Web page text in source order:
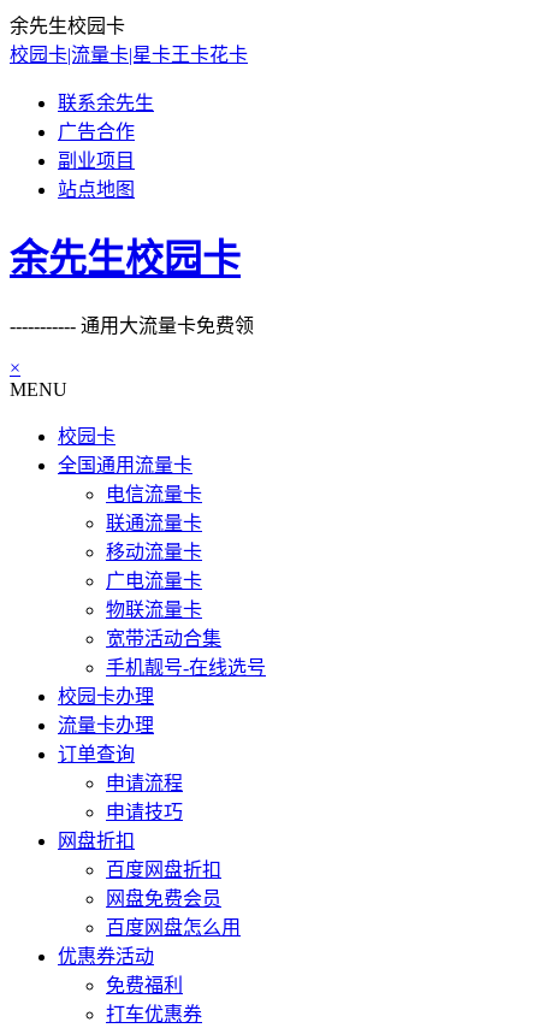
余先生校园卡
校园卡|流量卡|星卡王卡花卡
联系余先生
广告合作
副业项目
站点地图
余先生校园卡
----------- 通用大流量卡免费领
×
MENU
校园卡
全国通用流量卡
电信流量卡
联通流量卡
移动流量卡
广电流量卡
物联流量卡
宽带活动合集
手机靓号-在线选号
校园卡办理
流量卡办理
订单查询
申请流程
申请技巧
网盘折扣
百度网盘折扣
网盘免费会员
百度网盘怎么用
优惠券活动
免费福利
打车优惠券